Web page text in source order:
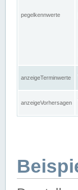
pegelkennwerte
anzeigeTerminwerte
anzeigeVorhersagen